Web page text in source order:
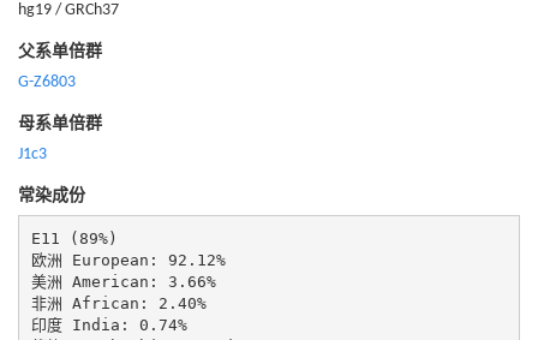
hg19 / GRCh37
父系单倍群
G-Z6803
母系单倍群
J1c3
常染成份
E11 (89%)
欧洲 European: 92.12%
美洲 American: 3.66%
非洲 African: 2.40%
印度 India: 0.74%